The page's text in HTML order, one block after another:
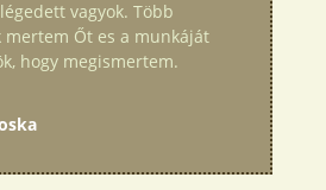
vagyok. Több
mertem Őt es a munkáját
hogy megismertem.